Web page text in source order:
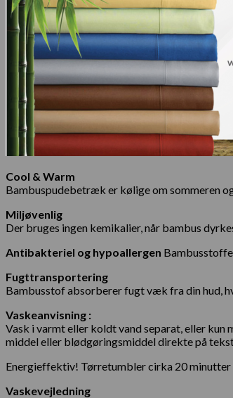
Cool & Warm
Bambuspudebetræk er kølige om sommeren
Miljøvenlig
Der bruges ingen kemikalier, når bambus
Antibakteriel og hypoallergen
Fugttransportering
Bambusstof absorberer fugt væk fra din hud,
Vaskeanvisning :
Vask i varmt eller koldt vand separat, eller
middel eller blødgøringsmiddel direkte på
Energieffektiv! Tørretumbler cirka 20 minutter
Vaskevejledning